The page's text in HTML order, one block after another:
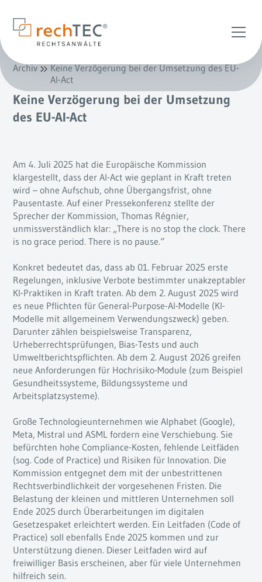
Archiv
Keine Verzögerung bei der Umsetzung des EU-
AI-Act
Keine Verzögerung bei der Umsetzung
des EU-AI-Act
Am 4. Juli 2025 hat die Europäische Kommission
klargestellt, dass der AI-Act wie geplant in Kraft treten
wird – ohne Aufschub, ohne Übergangsfrist, ohne
Pausentaste. Auf einer Pressekonferenz stellte der
Sprecher der Kommission, Thomas Régnier,
unmissverständlich klar: „There is no stop the clock. There
is no grace period. There is no pause.“
Konkret bedeutet das, dass ab 01. Februar 2025 erste
Regelungen, inklusive Verbote bestimmter unakzeptabler
KI-Praktiken in Kraft traten. Ab dem 2. August 2025 wird
es neue Pflichten für General-Purpose-AI-Modelle (KI-
Modelle mit allgemeinem Verwendungszweck) geben.
Darunter zählen beispielsweise Transparenz,
Urheberrechtsprüfungen, Bias-Tests und auch
Umweltberichtspflichten. Ab dem 2. August 2026 greifen
neue Anforderungen für Hochrisiko-Module (zum Beispiel
Gesundheitssysteme, Bildungssysteme und
Arbeitsplatzsysteme).
Große Technologieunternehmen wie Alphabet (Google),
Meta, Mistral und ASML fordern eine Verschiebung. Sie
befürchten hohe Compliance-Kosten, fehlende Leitfäden
(sog. Code of Practice) und Risiken für Innovation. Die
Kommission entgegnet dem mit der unbestrittenen
Rechtsverbindlichkeit der vorgesehenen Fristen. Die
Belastung der kleinen und mittleren Unternehmen soll
Ende 2025 durch Überarbeitungen im digitalen
Gesetzespaket erleichtert werden. Ein Leitfaden (Code of
Practice) soll ebenfalls Ende 2025 kommen und zur
Unterstützung dienen. Dieser Leitfaden wird auf
freiwilliger Basis erscheinen, aber für viele Unternehmen
hilfreich sein.